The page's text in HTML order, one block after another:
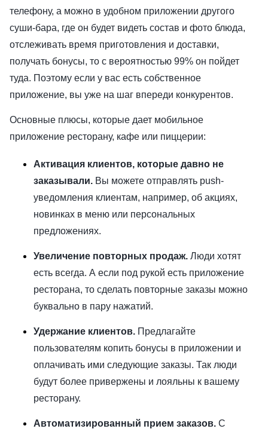
телефону, а можно в удобном приложении другого
суши-бара, где он будет видеть состав и фото блюда,
отслеживать время приготовления и доставки,
получать бонусы, то с вероятностью 99% он пойдет
туда. Поэтому если у вас есть собственное
приложение, вы уже на шаг впереди конкурентов.
Основные плюсы, которые дает мобильное
приложение ресторану, кафе или пиццерии:
Активация клиентов, которые давно не
заказывали. Вы можете отправлять push-
уведомления клиентам, например, об акциях,
новинках в меню или персональных
предложениях.
Увеличение повторных продаж. Люди хотят
есть всегда. А если под рукой есть приложение
ресторана, то сделать повторные заказы можно
буквально в пару нажатий.
Удержание клиентов. Предлагайте
пользователям копить бонусы в приложении и
оплачивать ими следующие заказы. Так люди
будут более привержены и лояльны к вашему
ресторану.
Автоматизированный прием заказов. С